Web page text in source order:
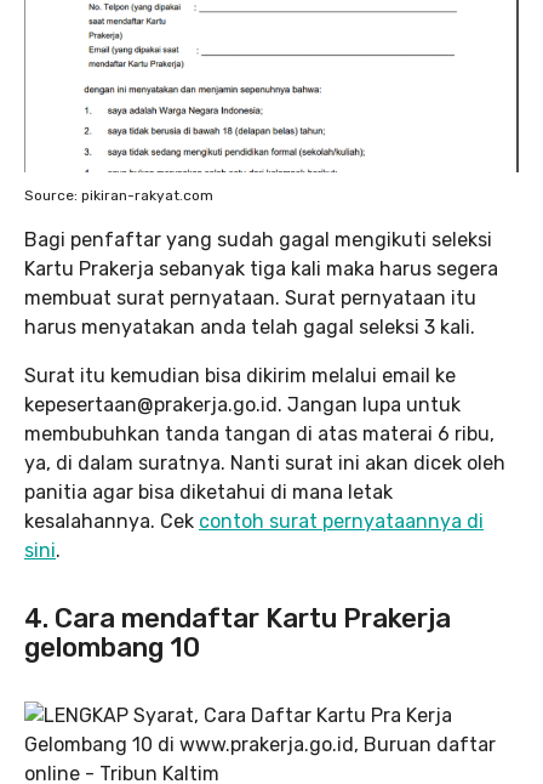
Source: pikiran-rakyat.com
Bagi penfaftar yang sudah gagal mengikuti seleksi
Kartu Prakerja sebanyak tiga kali maka harus segera
membuat surat pernyataan. Surat pernyataan itu
harus menyatakan anda telah gagal seleksi 3 kali.
Surat itu kemudian bisa dikirim melalui email ke
kepesertaan@prakerja.go.id. Jangan lupa untuk
membubuhkan tanda tangan di atas materai 6 ribu,
ya, di dalam suratnya. Nanti surat ini akan dicek oleh
panitia agar bisa diketahui di mana letak
kesalahannya. Cek contoh surat pernyataannya di
sini.
4. Cara mendaftar Kartu Prakerja
gelombang 10